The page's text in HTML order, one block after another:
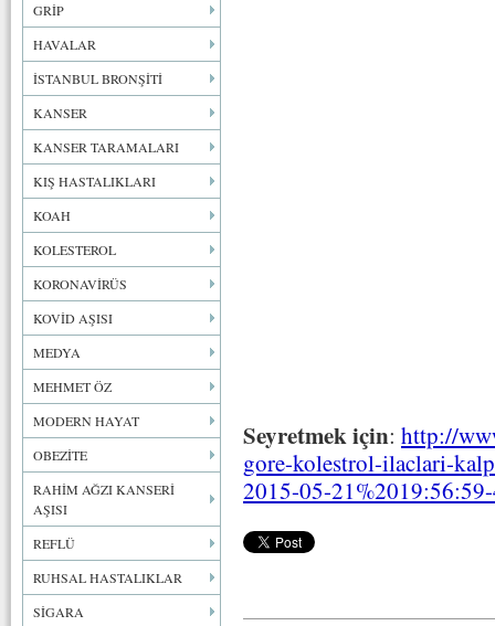
GRİP
HAVALAR
İSTANBUL BRONŞİTİ
KANSER
KANSER TARAMALARI
KIŞ HASTALIKLARI
KOAH
KOLESTEROL
KORONAVİRÜS
KOVİD AŞISI
MEDYA
MEHMET ÖZ
MODERN HAYAT
OBEZİTE
RAHİM AĞZI KANSERİ
AŞISI
REFLÜ
RUHSAL HASTALIKLAR
SİGARA
Seyretmek için: http://
gore-kolestrol-ilaclari-
2015-05-